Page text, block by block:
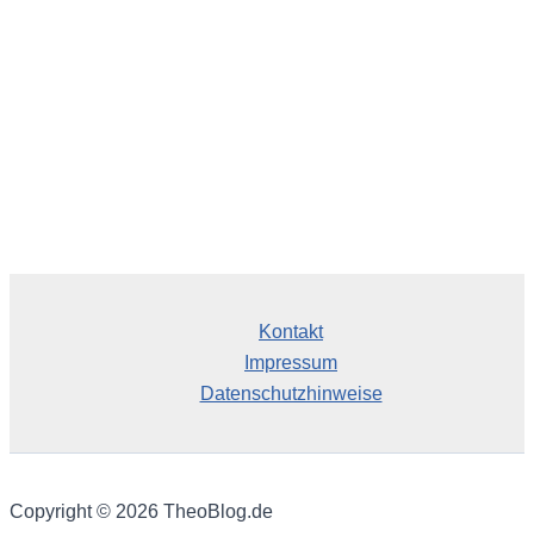
Kontakt
Impressum
Datenschutzhinweise
Copyright © 2026 TheoBlog.de